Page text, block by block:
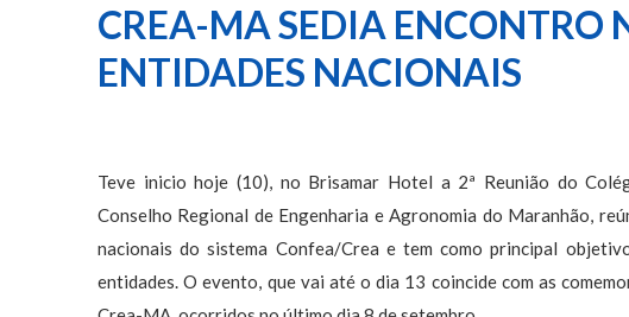
CREA-MA SEDIA ENCONTRO
ENTIDADES NACIONAIS
Teve inicio hoje (10), no Brisamar Hotel a 2ª Reunião do
Conselho Regional de Engenharia e Agronomia do Maranhão,
nacionais do sistema Confea/Crea e tem como principal
entidades. O evento, que vai até o dia 13 coincide com as